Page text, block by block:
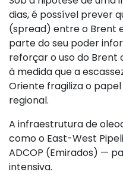
dias, é possível prever
(spread) entre o Brent
parte do seu poder
reforçar o uso do Brent
à medida que a
Oriente fragiliza o
regional.
A infraestrutura de
como o East-West
ADCOP (Emirados) —
intensiva.